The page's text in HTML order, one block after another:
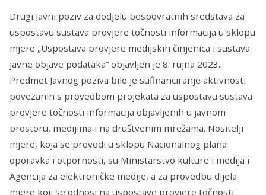
Drugi Javni poziv za dodjelu bespovratnih sredstava za
uspostavu sustava provjere točnosti informacija u sklopu
mjere „Uspostava provjere medijskih činjenica i sustava
javne objave podataka“ objavljen je 8. rujna 2023..
Predmet Javnog poziva bilo je sufinanciranje aktivnosti
povezanih s provedbom projekata za uspostavu sustava
provjere točnosti informacija objavljenih u javnom
prostoru, medijima i na društvenim mrežama. Nositelji
mjere, koja se provodi u sklopu Nacionalnog plana
oporavka i otpornosti, su Ministarstvo kulture i medija i
Agencija za elektroničke medije, a za provedbu dijela
mjere koji se odnosi na uspostave provjere točnosti